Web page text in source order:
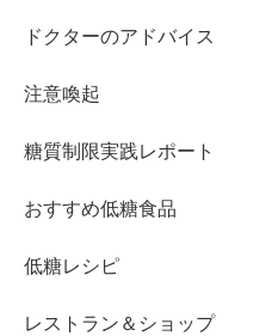
ドクターのアドバイス
注意喚起
糖質制限実践レポート
おすすめ低糖食品
低糖レシピ
レストラン＆ショップ